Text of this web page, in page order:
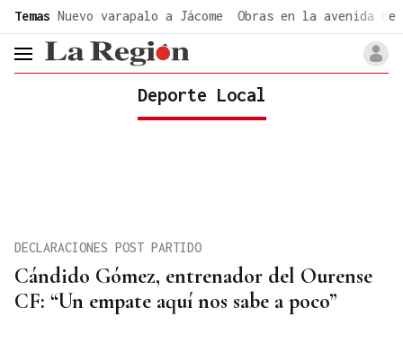
Temas Nuevo varapalo a Jácome Obras en la avenida de
header.menu.open
Deporte Local
Cándido Gómez, entrenador del Ourense
CF: “Un empate aquí nos sabe a poco”
DECLARACIONES POST PARTIDO